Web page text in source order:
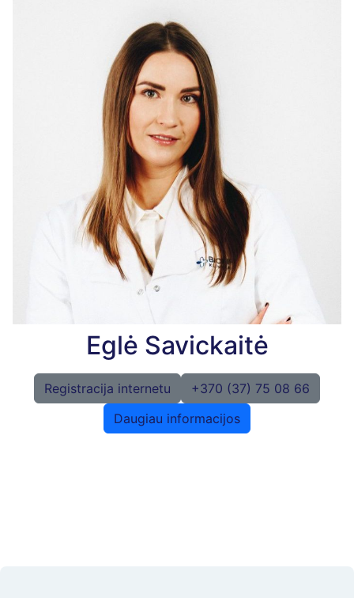
Eglė Savickaitė
Registracija internetu
+370 (37) 75 08 66
Daugiau informacijos